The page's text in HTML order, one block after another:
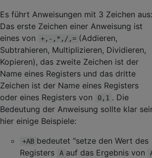
Es führt Anweisungen mit 3 Zeichen aus:
Das erste Zeichen einer Anweisung ist
eines von
+,-,*,/,= (Addieren,
Subtrahieren, Multiplizieren, Dividieren,
Kopieren), das zweite Zeichen ist der
Name eines Registers und das dritte
Zeichen ist der Name eines Registers
oder eines Registers von
0,1 . Die
Bedeutung der Anweisung sollte klar
hier einige Beispiele:
+AB bedeutet "setze den Wert des
Registers
A auf das Ergebnis von